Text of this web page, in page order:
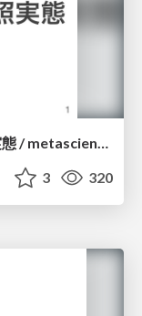
YouTubeにおける撤回論文の参照実態 / metascience-meetup2026
3 320